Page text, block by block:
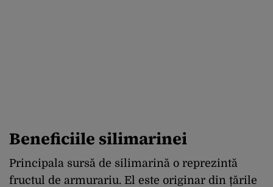
Beneficiile silimarinei
Principala sursă de silimarină o reprezintă
fructul de armurariu. El este originar din țările